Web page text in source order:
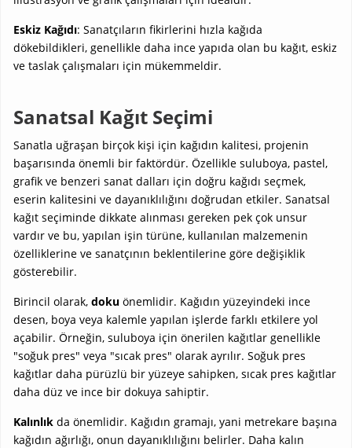
Eskiz Kağıdı: Sanatçıların fikirlerini hızla kağıda
dökebildikleri, genellikle daha ince yapıda olan bu kağıt, eskiz
ve taslak çalışmaları için mükemmeldir.
Sanatsal Kağıt Seçimi
Sanatla uğraşan birçok kişi için kağıdın kalitesi, projenin
başarısında önemli bir faktördür. Özellikle suluboya, pastel,
grafik ve benzeri sanat dalları için doğru kağıdı seçmek,
eserin kalitesini ve dayanıklılığını doğrudan etkiler. Sanatsal
kağıt seçiminde dikkate alınması gereken pek çok unsur
vardır ve bu, yapılan işin türüne, kullanılan malzemenin
özelliklerine ve sanatçının beklentilerine göre değişiklik
gösterebilir.
Birincil olarak, doku önemlidir. Kağıdın yüzeyindeki ince
desen, boya veya kalemle yapılan işlerde farklı etkilere yol
açabilir. Örneğin, suluboya için önerilen kağıtlar genellikle
"soğuk pres" veya "sıcak pres" olarak ayrılır. Soğuk pres
kağıtlar daha pürüzlü bir yüzeye sahipken, sıcak pres kağıtlar
daha düz ve ince bir dokuya sahiptir.
Kalınlık da önemlidir. Kağıdın gramajı, yani metrekare başına
kağıdın ağırlığı, onun dayanıklılığını belirler. Daha kalın